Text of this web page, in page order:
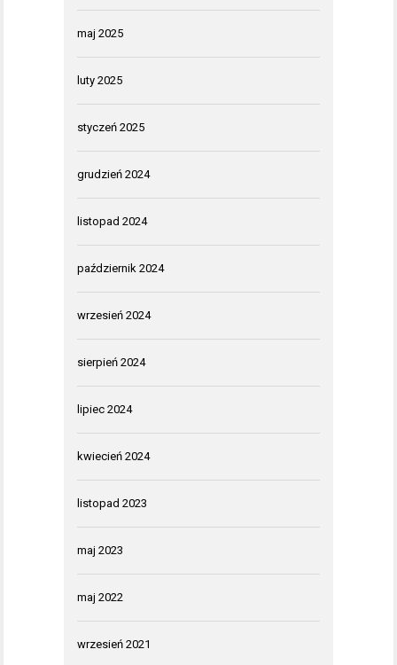
maj 2025
luty 2025
styczeń 2025
grudzień 2024
listopad 2024
październik 2024
wrzesień 2024
sierpień 2024
lipiec 2024
kwiecień 2024
listopad 2023
maj 2023
maj 2022
wrzesień 2021